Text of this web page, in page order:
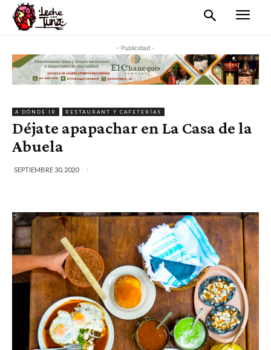
- Publicidad -
A DÓNDE IR RESTAURANT Y CAFETERÍAS
Déjate apapachar en La Casa de la
Abuela
SEPTIEMBRE 30, 2020